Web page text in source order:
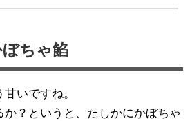
ちゃ餡
いですね。
？というと、たしかにかぼちゃ